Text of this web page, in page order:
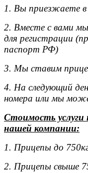
1. Вы приезжаете
2. Вместе с вами
для регистрации
паспорт РФ)
3. Мы ставим
4. На следующий
номера или мы
Стоимость услуги
нашей компании:
1. Прицепы до
2. Прицепы свыше